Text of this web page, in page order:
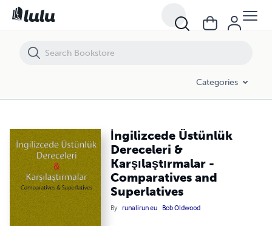
Categories
İngilizcede Üstünlük
Dereceleri &
Karşılaştırmalar -
Comparatives and
Superlatives
By runalirun eu Bob Oldwood
İngilizcede Üstünlük Dereceleri & Karşılaştırmalar - Comparatives